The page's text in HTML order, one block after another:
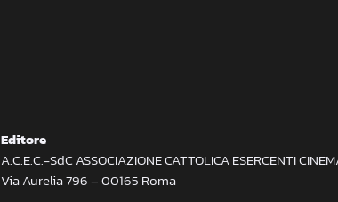
Editore
A.C.E.C.-SdC ASSOCIAZIONE CATTOLICA ESERCENTI
Via Aurelia 796 – 00165 Roma